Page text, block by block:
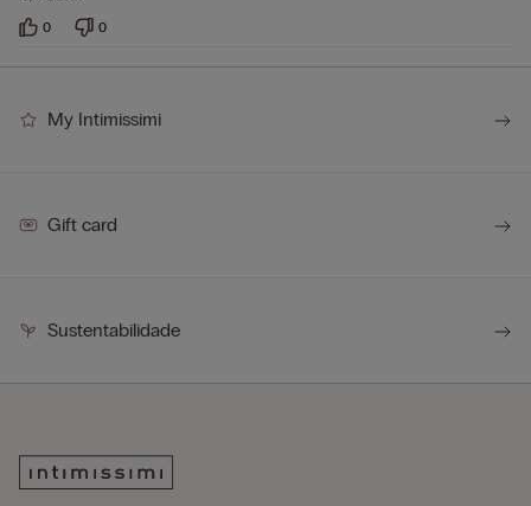
0 0
My Intimissimi
Gift card
Sustentabilidade